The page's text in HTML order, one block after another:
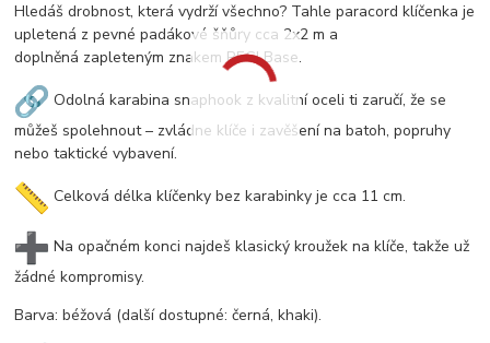
Hledáš drobnost, která vydrží všechno? Tahle paracord klíčenka je
upletená z pevné padákové šňůry cca 2x2 m a
doplněná zapleteným znakem REGI Base.
Odolná karabina snaphook z kvalitní oceli ti zaručí, že se
můžeš spolehnout – zvládne klíče i zavěšení na batoh, popruhy
nebo taktické vybavení.
Celková délka klíčenky bez karabinky je cca 11 cm.
Na opačném konci najdeš klasický kroužek na klíče, takže už
žádné kompromisy.
Barva: béžová (další dostupné: černá, khaki).